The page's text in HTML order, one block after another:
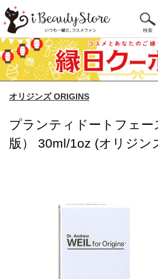
検索
オリジンズ ORIGINS
プランティドートフェー
版） 30ml/1oz (オリジン